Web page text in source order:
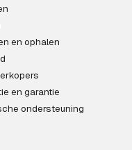
en ophalen
en garantie
ondersteuning